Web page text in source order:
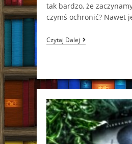
tak bardzo, że
czymś ochronić? Nawet
Czytaj DalejJak
We